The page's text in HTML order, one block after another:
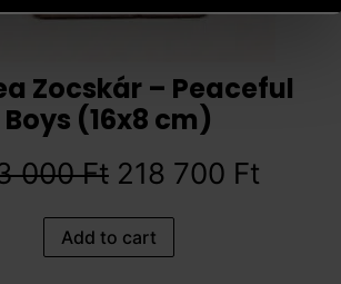
Zocskár – Peaceful
Boys (16x8 cm)
000Ft 218 700 Ft
Add to cart